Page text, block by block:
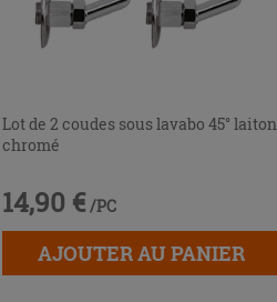
Lot de 2 coudes sous lavabo 45° laiton
chromé
14,90 € /PC
AJOUTER AU PANIER